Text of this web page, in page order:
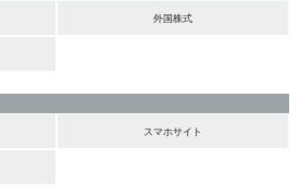
外国株式
スマホサイト